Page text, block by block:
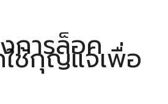
การล็อค
ใช้กุญแจเพื่อ